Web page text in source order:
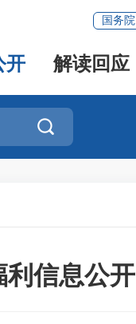
国务院
开 解读回应

利信息公开